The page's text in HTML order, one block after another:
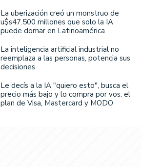
La uberización creó un monstruo de
u$s47.500 millones que solo la IA
puede domar en Latinoamérica
La inteligencia artificial industrial no
reemplaza a las personas, potencia sus
decisiones
Le decís a la IA "quiero esto", busca el
precio más bajo y lo compra por vos: el
plan de Visa, Mastercard y MODO